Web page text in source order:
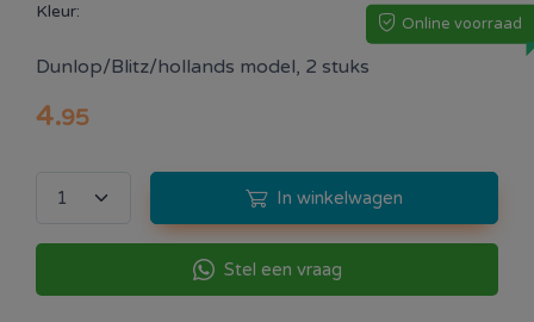
Kleur:
Online voorraad
Dunlop/Blitz/hollands model, 2 stuks
4.95
In winkelwagen
Stel een vraag